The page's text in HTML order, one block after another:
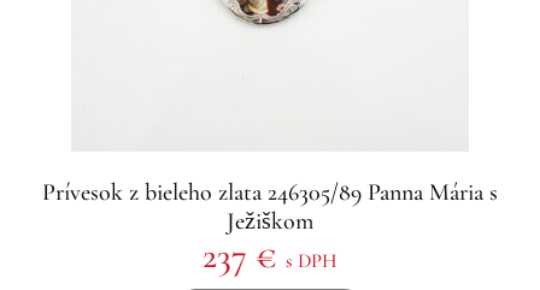
Prívesok z bieleho zlata 246305/89 Panna Mária s
Ježiškom
237 € s DPH